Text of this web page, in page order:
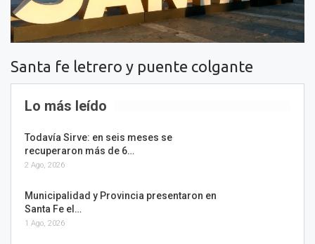
Santa fe letrero y puente colgante
Lo más leído
Todavía Sirve: en seis meses se
recuperaron más de 6…
2 Ago, 2026
Municipalidad y Provincia presentaron en
Santa Fe el…
1 Ago, 2026